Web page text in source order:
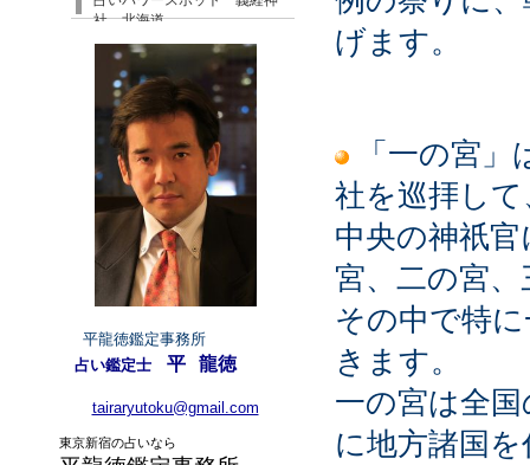
げます。
「一の宮
社を巡拝して
中央の神祇
宮、二の宮
その中で特
きます。
一の宮は全
に地方諸国
社 北海道
平龍徳鑑定事務所
占い鑑定士 平 龍徳
tairaryutoku@gmail.com
東京新宿の占いなら